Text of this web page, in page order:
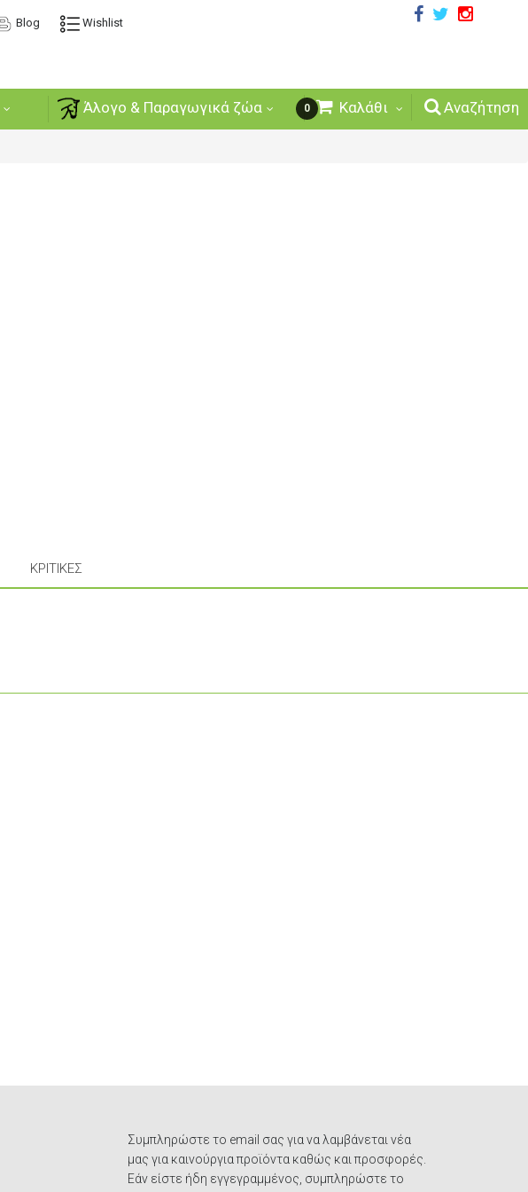
Blog Wishlist
Άλογο & Παραγωγικά ζώα Αναζήτηση
0 Καλάθι
ΚΡΙΤΙΚΈΣ
Συμπληρώστε το email σας για να λαμβάνεται νέα
μας για καινούργια προϊόντα καθώς και προσφορές.
Εάν είστε ήδη εγγεγραμμένος, συμπληρώστε το